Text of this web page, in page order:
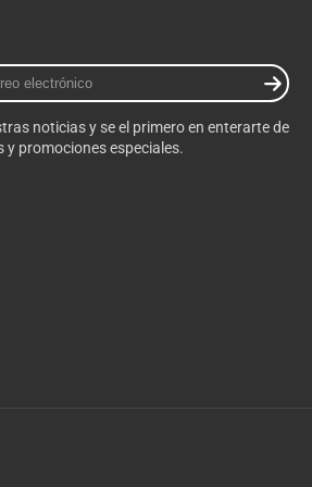
noticias y se el primero en enterarte de
y promociones especiales.